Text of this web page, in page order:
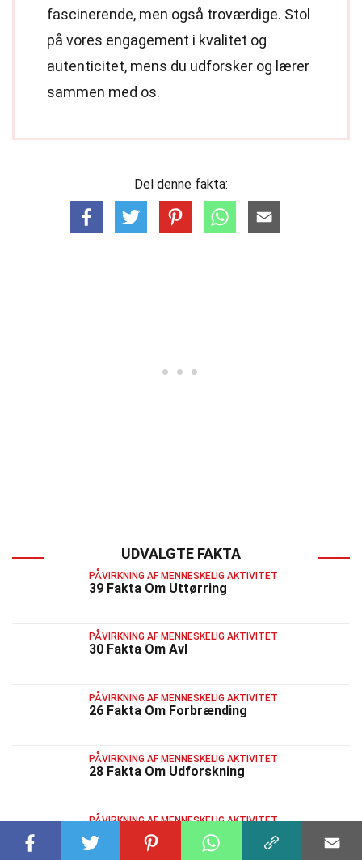
fascinerende, men også troværdige. Stol
på vores engagement i kvalitet og
autenticitet, mens du udforsker og lærer
sammen med os.
Del denne fakta:
UDVALGTE FAKTA
PÅVIRKNING AF MENNESKELIG AKTIVITET
39 Fakta Om Uttørring
PÅVIRKNING AF MENNESKELIG AKTIVITET
30 Fakta Om Avl
PÅVIRKNING AF MENNESKELIG AKTIVITET
26 Fakta Om Forbrænding
PÅVIRKNING AF MENNESKELIG AKTIVITET
28 Fakta Om Udforskning
PÅVIRKNING AF MENNESKELIG AKTIVITET
31 Fakta Om Forladelse